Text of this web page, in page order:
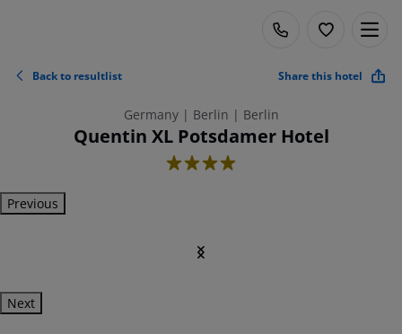
Back to resultlist Share this hotel
Germany | Berlin | Berlin
Quentin XL Potsdamer Hotel
4
Previous
Next